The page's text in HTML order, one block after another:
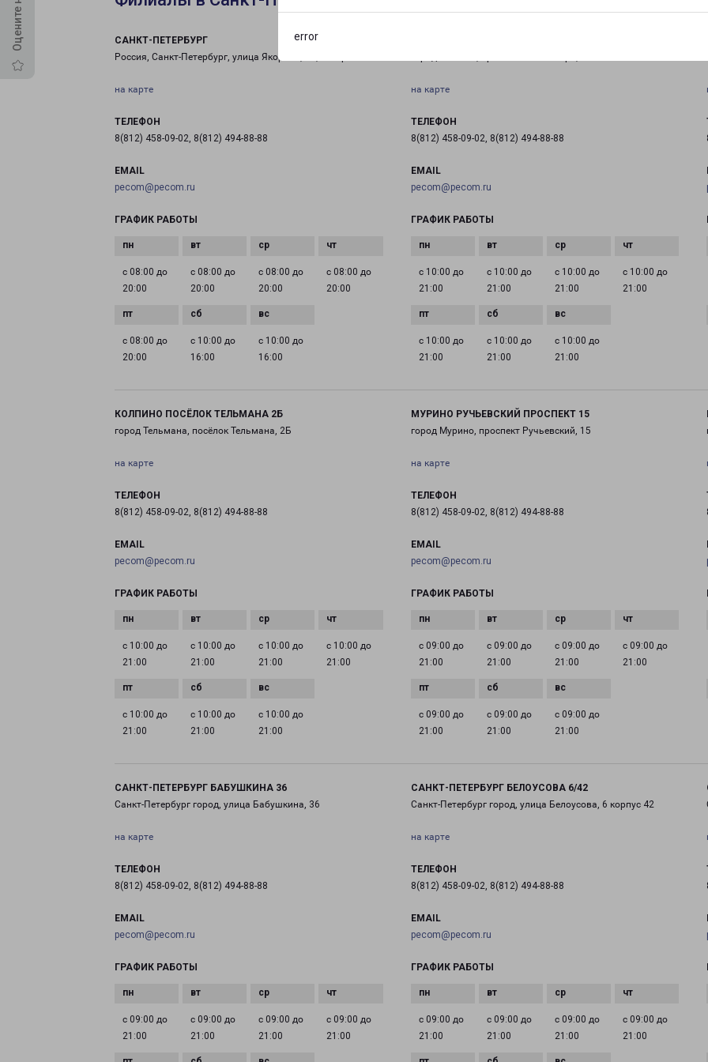
error
САНКТ-ПЕТЕРБУРГ
Россия, Санкт-Петербург, улица Якорная, 17, литер Ш
на карте
ТЕЛЕФОН
8(812) 458-09-02, 8(812) 494-88-88
EMAIL
pecom@pecom.ru
ГРАФИК РАБОТЫ
с 08:00 до
20:00
с 08:00 до
20:00
с 08:00 до
20:00
с 08:00 до
20:00
с 08:00 до
20:00
с 10:00 до
16:00
с 10:00 до
16:00
на карте
ТЕЛЕФОН
8(812) 458-09-02, 8(812) 494-88-88
EMAIL
pecom@pecom.ru
ГРАФИК РАБОТЫ
с 10:00 до
21:00
с 10:00 до
21:00
с 10:00 до
21:00
с 10:00 до
21:00
с 10:00 до
21:00
с 10:00 до
21:00
с 10:00 до
21:00
КОЛПИНО ПОСЁЛОК ТЕЛЬМАНА 2Б
город Тельмана, посёлок Тельмана, 2Б
на карте
ТЕЛЕФОН
8(812) 458-09-02, 8(812) 494-88-88
EMAIL
pecom@pecom.ru
ГРАФИК РАБОТЫ
с 10:00 до
21:00
с 10:00 до
21:00
с 10:00 до
21:00
с 10:00 до
21:00
с 10:00 до
21:00
с 10:00 до
21:00
с 10:00 до
21:00
МУРИНО РУЧЬЕВСКИЙ ПРОСПЕКТ 15
город Мурино, проспект Ручьевский, 15
на карте
ТЕЛЕФОН
8(812) 458-09-02, 8(812) 494-88-88
EMAIL
pecom@pecom.ru
ГРАФИК РАБОТЫ
с 09:00 до
21:00
с 09:00 до
21:00
с 09:00 до
21:00
с 09:00 до
21:00
с 09:00 до
21:00
с 09:00 до
21:00
с 09:00 до
21:00
САНКТ-ПЕТЕРБУРГ БАБУШКИНА 36
Санкт-Петербург город, улица Бабушкина, 36
на карте
ТЕЛЕФОН
8(812) 458-09-02, 8(812) 494-88-88
EMAIL
pecom@pecom.ru
ГРАФИК РАБОТЫ
с 09:00 до
21:00
с 09:00 до
21:00
с 09:00 до
21:00
с 09:00 до
21:00
САНКТ-ПЕТЕРБУРГ БЕЛОУСОВА 6/42
Санкт-Петербург город, улица Белоусова, 6 корпус 42
на карте
ТЕЛЕФОН
8(812) 458-09-02, 8(812) 494-88-88
EMAIL
pecom@pecom.ru
ГРАФИК РАБОТЫ
с 09:00 до
21:00
с 09:00 до
21:00
с 09:00 до
21:00
с 09:00 до
21:00